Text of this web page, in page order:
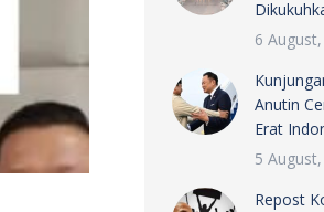
6
Anutin
Erat
5
Repost